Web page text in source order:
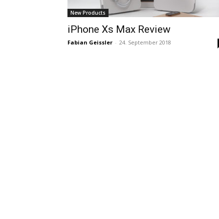
New Products
iPhone Xs Max Review
Fabian Geissler - 24. September 2018